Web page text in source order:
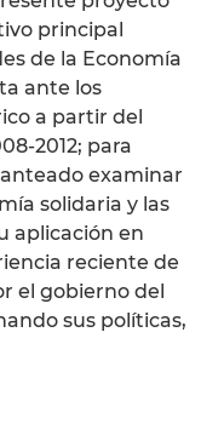
principal
de la Economía
ante los
a partir del
2012; para
examinar
solidaria y las
aplicación en
reciente de
el gobierno del
sus políticas,